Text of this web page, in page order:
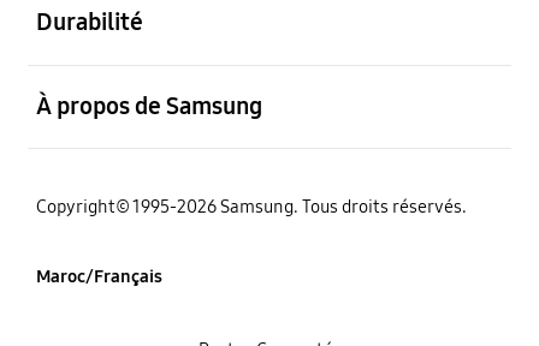
Durabilité
À propos de Samsung
Copyright© 1995-2026 Samsung. Tous droits réservés.
Maroc/Français